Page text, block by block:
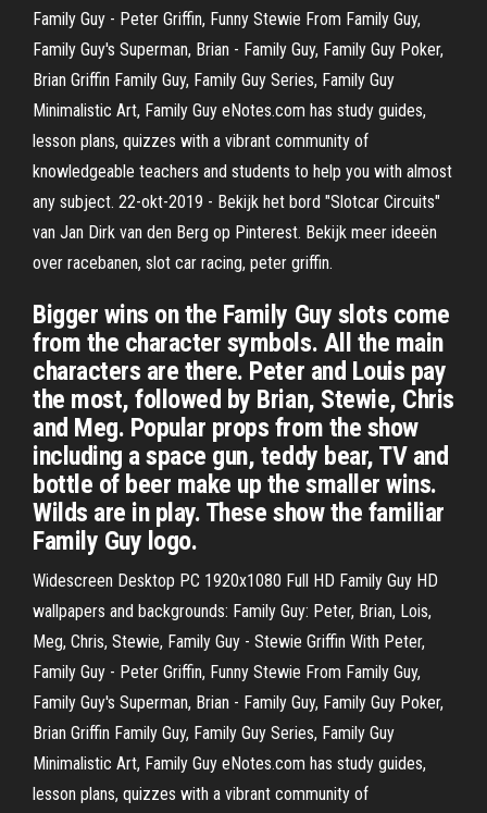
Family Guy - Peter Griffin, Funny Stewie From Family Guy,
Family Guy's Superman, Brian - Family Guy, Family Guy Poker,
Brian Griffin Family Guy, Family Guy Series, Family Guy
Minimalistic Art, Family Guy eNotes.com has study guides,
lesson plans, quizzes with a vibrant community of
knowledgeable teachers and students to help you with almost
any subject. 22-okt-2019 - Bekijk het bord "Slotcar Circuits"
van Jan Dirk van den Berg op Pinterest. Bekijk meer ideeën
over racebanen, slot car racing, peter griffin.
Bigger wins on the Family Guy slots come
from the character symbols. All the main
characters are there. Peter and Louis pay
the most, followed by Brian, Stewie, Chris
and Meg. Popular props from the show
including a space gun, teddy bear, TV and
bottle of beer make up the smaller wins.
Wilds are in play. These show the familiar
Family Guy logo.
Widescreen Desktop PC 1920x1080 Full HD Family Guy HD
wallpapers and backgrounds: Family Guy: Peter, Brian, Lois,
Meg, Chris, Stewie, Family Guy - Stewie Griffin With Peter,
Family Guy - Peter Griffin, Funny Stewie From Family Guy,
Family Guy's Superman, Brian - Family Guy, Family Guy Poker,
Brian Griffin Family Guy, Family Guy Series, Family Guy
Minimalistic Art, Family Guy eNotes.com has study guides,
lesson plans, quizzes with a vibrant community of